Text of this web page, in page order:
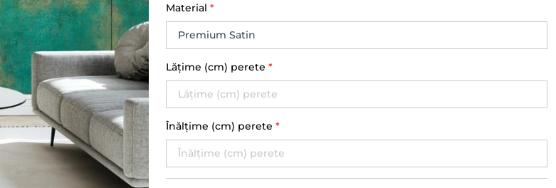
Material *
Lățime (cm) perete *
Înălțime (cm) perete *